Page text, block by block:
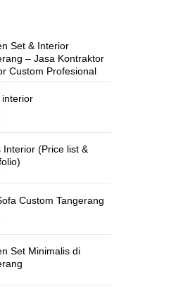
Set & Interior
– Jasa Kontraktor
Custom Profesional
Interior (Price list &
Custom Tangerang
Set Minimalis di